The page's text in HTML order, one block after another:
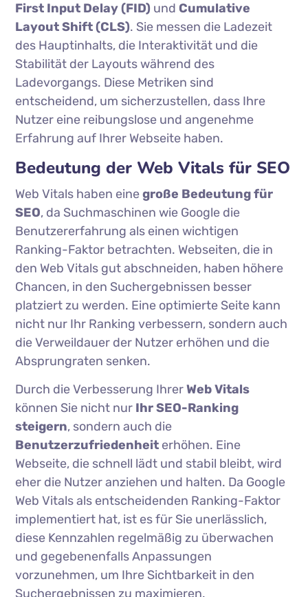
First Input Delay (FID) undCumulative
Layout Shift (CLS). Sie messen die Ladezeit
des Hauptinhalts, die Interaktivität und die
Stabilität der Layouts während des
Ladevorgangs. Diese Metriken sind
entscheidend, um sicherzustellen, dass Ihre
Nutzer eine reibungslose und angenehme
Erfahrung auf Ihrer Webseite haben.
Bedeutung der Web Vitals für SEO
Web Vitals haben einegroße Bedeutung für
SEO, da Suchmaschinen wie Google die
Benutzererfahrung als einen wichtigen
Ranking-Faktor betrachten. Webseiten, die in
den Web Vitals gut abschneiden, haben höhere
Chancen, in den Suchergebnissen besser
platziert zu werden. Eine optimierte Seite kann
nicht nur Ihr Ranking verbessern, sondern auch
die Verweildauer der Nutzer erhöhen und die
Absprungraten senken.
Durch die Verbesserung IhrerWeb Vitals
können Sie nicht nur Ihr SEO-Ranking
steigern, sondern auch die
Benutzerzufriedenheit erhöhen. Eine
Webseite, die schnell lädt und stabil bleibt, wird
eher die Nutzer anziehen und halten. Da Google
Web Vitals als entscheidenden Ranking-Faktor
implementiert hat, ist es für Sie unerlässlich,
diese Kennzahlen regelmäßig zu überwachen
und gegebenenfalls Anpassungen
vorzunehmen, um Ihre Sichtbarkeit in den
Suchergebnissen zu maximieren.